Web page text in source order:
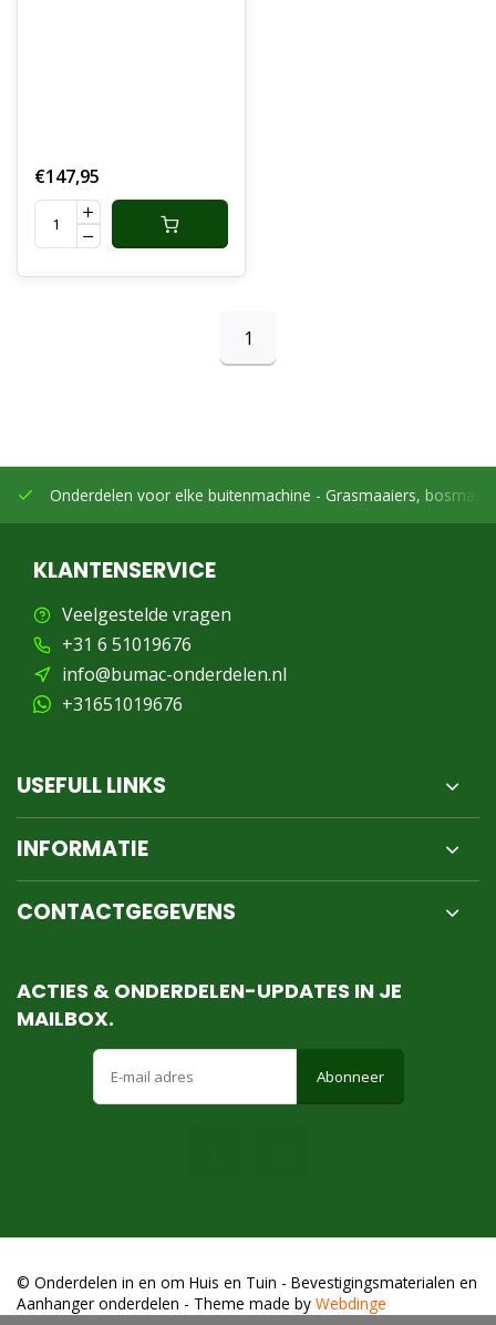
€147,95
1
Onderdelen voor elke buitenmachine - Grasmaaiers,
KLANTENSERVICE
Veelgestelde vragen
+31 6 51019676
info@bumac-onderdelen.nl
+31651019676
USEFULL LINKS
INFORMATIE
CONTACTGEGEVENS
ACTIES & ONDERDELEN-UPDATES IN JE
MAILBOX.
Abonneer
© Onderdelen in en om Huis en Tuin - Bevestigingsmaterialen en
Aanhanger onderdelen - Theme made by Webdinge